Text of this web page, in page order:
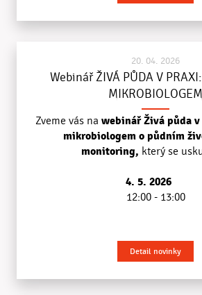
20. 04. 2026
Webinář ŽIVÁ PŮDA V
MIKROBIOLOGEM
Zveme vás na webinář Živá půda
mikrobiologem o půdním
monitoring, který se
4. 5. 2026
12:00 - 13:00
Detail novinky